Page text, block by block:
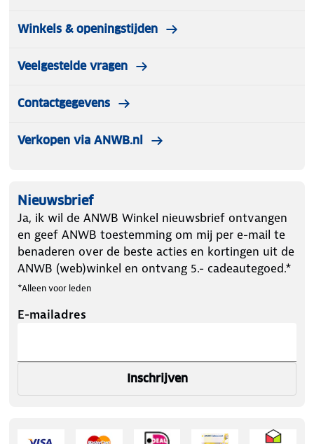
Winkels & openingstijden
Veelgestelde vragen
Contactgegevens
Verkopen via ANWB.nl
Nieuwsbrief
Ja, ik wil de ANWB Winkel nieuwsbrief ontvangen
en geef ANWB toestemming om mij per e-mail te
benaderen over de beste acties en kortingen uit de
ANWB (web)winkel en ontvang 5.- cadeautegoed.*
*Alleen voor leden
E-mailadres
Inschrijven